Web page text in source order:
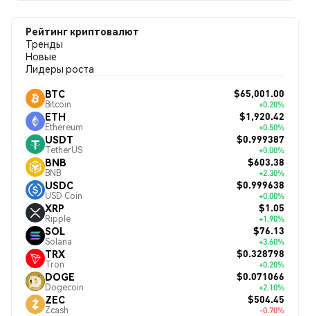
Рейтинг криптовалют
Тренды
Новые
Лидеры роста
BTC
Bitcoin
$65,001.00
+0.20%
ETH
Ethereum
$1,920.42
+0.50%
USDT
TetherUS
$0.999387
+0.00%
BNB
BNB
$603.38
+2.30%
USDC
USD Coin
$0.999638
+0.00%
XRP
Ripple
$1.05
+1.90%
SOL
Solana
$76.13
+3.60%
TRX
Tron
$0.328798
+0.20%
DOGE
Dogecoin
$0.071066
+2.10%
ZEC
Zcash
$504.45
-0.70%